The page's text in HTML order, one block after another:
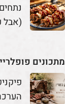
(אבל
מתכונים